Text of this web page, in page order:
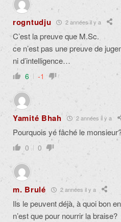
rogntudju 2 années il y a
C’est la preuve que M.Sc.
ce n’est pas une preuve de
ni d’intelligence…
6 -1
Yamité Bhah 2 années il y a
Pourquois yé fâché le
0 0
m. Brulé 2 années il y a
Ils le peuvent déjà, à quoi bon
n’est que pour nourrir la braise?